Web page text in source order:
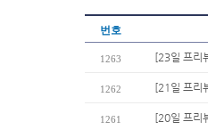
번호
1263 [23일 프리
1262 [21일 프리
1261 [20일 프리